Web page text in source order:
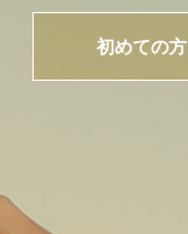
初めての方